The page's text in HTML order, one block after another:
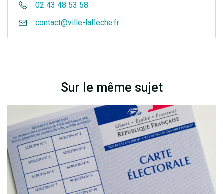
02 43 48 53 58
contact@ville-lafleche.fr
Sur le même sujet